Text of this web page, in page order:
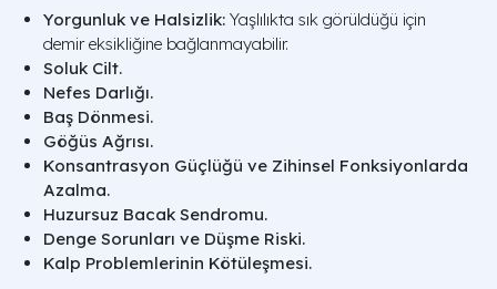
Yorgunluk ve Halsizlik: Yaşlılıkta sık görüldüğü için
demir eksikliğine bağlanmayabilir.
Soluk Cilt.
Nefes Darlığı.
Baş Dönmesi.
Göğüs Ağrısı.
Konsantrasyon Güçlüğü ve Zihinsel Fonksiyonlarda
Azalma.
Huzursuz Bacak Sendromu.
Denge Sorunları ve Düşme Riski.
Kalp Problemlerinin Kötüleşmesi.